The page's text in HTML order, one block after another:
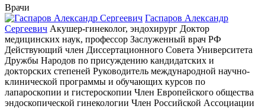
Врачи
Гаспаров Александр
Сергеевич Акушер-гинеколог, эндохирург Доктор
медицинских наук, профессор Заслуженный врач РФ
Действующий член Диссертационного Совета Университета
Дружбы Народов по присуждению кандидатских и
докторских степеней Руководитель международной научно-
клинической программы и обучающих курсов по
лапароскопии и гистероскопии Член Европейского общества
эндоскопической гинекологии Член Российской Ассоциации